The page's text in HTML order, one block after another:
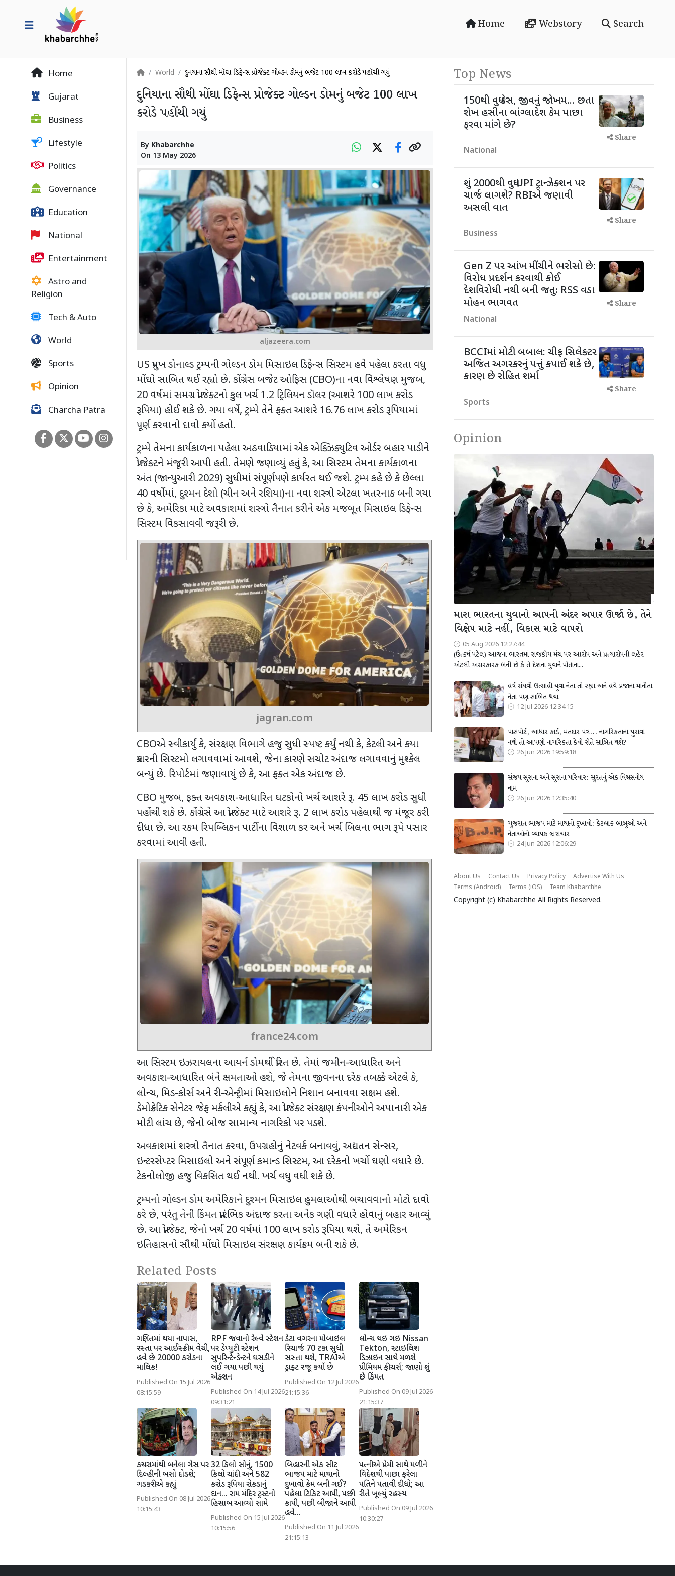
Home Webstory Search
Home
Gujarat
Business
Lifestyle
Politics
Governance
Education
National
Entertainment
Astro and
Religion
Tech & Auto
World
Sports
Opinion
Charcha Patra
World દુનિયાના સૌથી મોંઘા ડિફેન્સ પ્રોજેક્ટ ગોલ્ડન ડોમનું બજેટ 100 લાખ કરોડે પહોંચી ગયું
દુનિયાના સૌથી મોંઘા ડિફેન્સ પ્રોજેક્ટ ગોલ્ડન ડોમનું બજેટ 100 લાખ
કરોડે પહોંચી ગયું
By Khabarchhe
On 13 May 2026
aljazeera.com
US પ્રમુખ ડોનાલ્ડ ટ્રમ્પની ગોલ્ડન ડોમ મિસાઇલ ડિફેન્સ સિસ્ટમ હવે પહેલા કરતા વધુ
મોંઘો સાબિત થઈ રહ્યો છે. કોંગ્રેસ બજેટ ઓફિસ (CBO)ના નવા વિશ્લેષણ મુજબ,
20 વર્ષમાં સમગ્ર પ્રોજેક્ટનો કુલ ખર્ચ 1.2 ટ્રિલિયન ડૉલર (આશરે 100 લાખ કરોડ
રૂપિયા) હોઈ શકે છે. ગયા વર્ષે, ટ્રમ્પે તેને ફક્ત આશરે 16.76 લાખ કરોડ રૂપિયામાં
પૂર્ણ કરવાનો દાવો કર્યો હતો.
ટ્રમ્પે તેમના કાર્યકાળના પહેલા અઠવાડિયામાં એક એક્ઝિક્યુટિવ ઓર્ડર બહાર પાડીને
પ્રોજેક્ટને મંજૂરી આપી હતી. તેમણે જણાવ્યું હતું કે, આ સિસ્ટમ તેમના કાર્યકાળના
અંત (જાન્યુઆરી 2029) સુધીમાં સંપૂર્ણપણે કાર્યરત થઈ જશે. ટ્રમ્પ કહે છે કે છેલ્લા
40 વર્ષોમાં, દુશ્મન દેશો (ચીન અને રશિયા)ના નવા શસ્ત્રો એટલા ખતરનાક બની ગયા
છે કે, અમેરિકા માટે અવકાશમાં શસ્ત્રો તૈનાત કરીને એક મજબૂત મિસાઇલ ડિફેન્સ
સિસ્ટમ વિકસાવવી જરૂરી છે.
jagran.com
CBOએ સ્વીકાર્યું કે, સંરક્ષણ વિભાગે હજુ સુધી સ્પષ્ટ કર્યું નથી કે, કેટલી અને કયા
પ્રકારની સિસ્ટમો લગાવવામાં આવશે, જેના કારણે સચોટ અંદાજ લગાવવાનું મુશ્કેલ
બન્યું છે. રિપોર્ટમાં જણાવાયું છે કે, આ ફક્ત એક અંદાજ છે.
CBO મુજબ, ફક્ત અવકાશ-આધારિત ઘટકોનો ખર્ચ આશરે રૂ. 45 લાખ કરોડ સુધી
પહોંચી શકે છે. કોંગ્રેસે આ પ્રોજેક્ટ માટે આશરે રૂ. 2 લાખ કરોડ પહેલાથી જ મંજૂર કરી
દીધા છે. આ રકમ રિપબ્લિકન પાર્ટીના વિશાળ કર અને ખર્ચ બિલના ભાગ રૂપે પસાર
કરવામાં આવી હતી.
france24.com
આ સિસ્ટમ ઇઝરાયલના આયર્ન ડોમથી પ્રેરિત છે. તેમાં જમીન-આધારિત અને
અવકાશ-આધારિત બંને ક્ષમતાઓ હશે, જે તેમના જીવનના દરેક તબક્કે એટલે કે,
લોન્ચ, મિડ-કોર્સ અને રી-એન્ટ્રીમાં મિસાઇલોને નિશાન બનાવવા સક્ષમ હશે.
ડેમોક્રેટિક સેનેટર જેફ મર્કલીએ કહ્યું કે, આ પ્રોજેક્ટ સંરક્ષણ કંપનીઓને અપાનારી એક
મોટી લાંચ છે, જેનો બોજ સામાન્ય નાગરિકો પર પડશે.
અવકાશમાં શસ્ત્રો તૈનાત કરવા, ઉપગ્રહોનું નેટવર્ક બનાવવું, અદ્યતન સેન્સર,
ઇન્ટરસેપ્ટર મિસાઇલો અને સંપૂર્ણ કમાન્ડ સિસ્ટમ, આ દરેકનો ખર્ચો ઘણો વધારે છે.
ટેકનોલોજી હજુ વિકસિત થઈ નથી. ખર્ચ વધુ વધી શકે છે.
ટ્રમ્પનો ગોલ્ડન ડોમ અમેરિકાને દુશ્મન મિસાઇલ હુમલાઓથી બચાવવાનો મોટો દાવો
કરે છે, પરંતુ તેની કિંમત પ્રારંભિક અંદાજ કરતા અનેક ગણી વધારે હોવાનું બહાર આવ્યું
છે. આ પ્રોજેક્ટ, જેનો ખર્ચ 20 વર્ષમાં 100 લાખ કરોડ રૂપિયા થશે, તે અમેરિકન
ઇતિહાસનો સૌથી મોંઘો મિસાઇલ સંરક્ષણ કાર્યક્રમ બની શકે છે.
Related Posts
ગણિતમાં થયા નાપાસ,
રસ્તા પર આઈસ્ક્રીમ વેચી,
હવે છે 20000 કરોડના
માલિક!
Published On 15 Jul 2026
08:15:59
RPF જવાનો રેલ્વે સ્ટેશન
પર ડેપ્યુટી સ્ટેશન
સુપરિન્ટેન્ડેન્ટને ઘસડીને
લઈ ગયા પછી થયું
એક્શન
Published On 14 Jul 2026
09:31:21
ડેટા વગરના મોબાઇલ
રિચાર્જ 70 ટકા સુધી
સસ્તા થશે, TRAIએ
ડ્રાફ્ટ રજૂ કર્યો છે
Published On 12 Jul 2026
21:15:36
લોન્ચ થઇ ગઇ Nissan
Tekton, સ્ટાઇલિશ
ડિઝાઇન સાથે મળશે
પ્રીમિયમ ફીચર્સ; જાણો શું
છે કિંમત
Published On 09 Jul 2026
21:15:37
કચરામાંથી બનેલા ગેસ પર
દિલ્હીની બસો દોડશે;
ગડકરીએ કહ્યું
Published On 08 Jul 2026
10:15:43
32 કિલો સોનું, 1500
કિલો ચાંદી અને 582
કરોડ રૂપિયા રોકડાનું
દાન... રામ મંદિર ટ્રસ્ટનો
હિસાબ આવ્યો સામે
Published On 15 Jul 2026
10:15:56
બિહારની એક સીટ
ભાજપ માટે માથાનો
દુખાવો કેમ બની ગઈ?
પહેલા ટિકિટ આપી, પછી
કાપી, પછી બીજાને આપી
હવે...
Published On 11 Jul 2026
21:15:13
પત્નીએ પ્રેમી સાથે મળીને
વિદેશથી પાછા ફરેલા
પતિને પતાવી દીધો; આ
રીતે ખૂલ્યું રહસ્ય
Published On 09 Jul 2026
10:30:27
Top News
150થી વધુ કેસ, જીવનું જોખમ... છતા
શેખ હસીના બાંગ્લાદેશ કેમ પાછા
ફરવા માંગે છે?
National
Share
શું 2000થી વધુ UPI ટ્રાન્ઝેક્શન પર
ચાર્જ લાગશે? RBIએ જણાવી
અસલી વાત
Business
Share
Gen Z પર આંખ મીંચીને ભરોસો છે:
વિરોધ પ્રદર્શન કરવાથી કોઈ
દેશવિરોધી નથી બની જતુઃ RSS વડા
મોહન ભાગવત
National
Share
BCCIમાં મોટી બબાલ: ચીફ સિલેક્ટર
અજિત અગરકરનું પત્તું કપાઈ શકે છે,
કારણ છે રોહિત શર્મા
Sports
Share
Opinion
મારા ભારતના યુવાનો આપની અંદર અપાર ઊર્જા છે, તેને
વિક્ષેપ માટે નહીં, વિકાસ માટે વાપરો
05 Aug 2026 12:27:44
(ઉત્કર્ષ પટેલ) આજના ભારતમાં રાજકીય મંચ પર આરોપ અને પ્રત્યારોપની લહેર
એટલી અસરકારક બની છે કે તે દેશના યુવાને પોતાના...
હર્ષ સંઘવી ઉત્સાહી યુવા નેતા તો રહ્યા અને હવે પ્રજાના માનીતા
નેતા પણ સાબિત થયા
12 Jul 2026 12:34:15
પાસપોર્ટ, આધાર કાર્ડ, મતદાર પત્ર... નાગરિકતાના પુરાવા
નથી તો આપણી નાગરિકતા કેવી રીતે સાબિત થશે?
26 Jun 2026 19:59:18
સંજય સુરાના અને સુરાના પરિવાર: સુરતનું એક વિશ્વસનીય
નામ
26 Jun 2026 12:35:40
ગુજરાત ભાજપ માટે માથાનો દુખાવો: કેટલાક બાબુઓ અને
નેતાઓનો વ્યાપક ભ્રષ્ટાચાર
24 Jun 2026 12:06:29
About Us Contact Us Privacy Policy
Advertise With Us
Terms (Android)
Terms (iOS) Team Khabarchhe
Copyright (c) Khabarchhe All Rights Reserved.